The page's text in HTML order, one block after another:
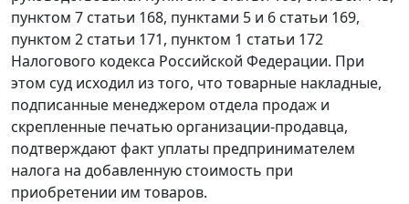
пунктом 7 статьи 168, пунктами 5 и 6 статьи 169,
пунктом 2 статьи 171, пунктом 1 статьи 172
Налогового кодекса Российской Федерации. При
этом суд исходил из того, что товарные накладные,
подписанные менеджером отдела продаж и
скрепленные печатью организации-продавца,
подтверждают факт уплаты предпринимателем
налога на добавленную стоимость при
приобретении им товаров.